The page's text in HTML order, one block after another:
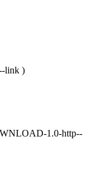
link )
1.0-http--